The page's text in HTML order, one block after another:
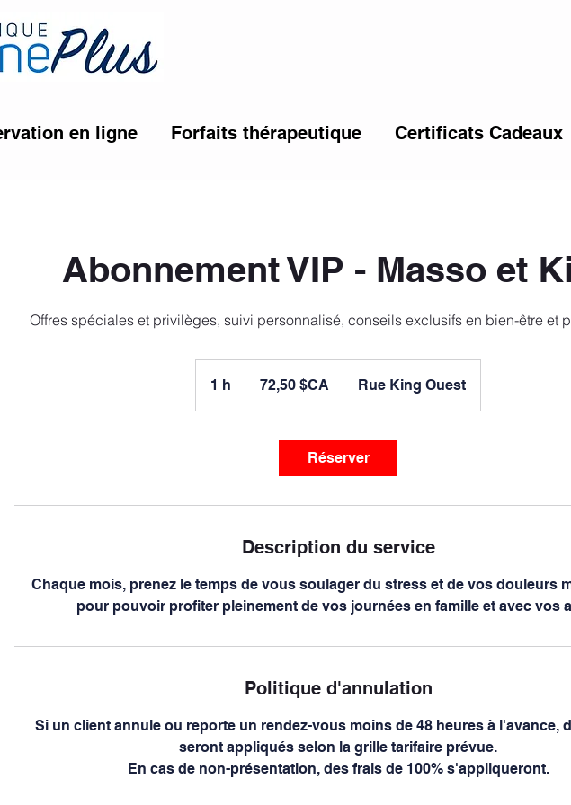
en ligne Forfaits thérapeutique Certificats Cadeaux
Abonnement VIP - Masso et
Offres spéciales et privilèges, suivi personnalisé, conseils exclusifs en bien-être et
1 h
canadiens
72,50 $CA Rue King Ouest
Réserver
Description du service
Chaque mois, prenez le temps de vous soulager du stress et de vos douleurs
pour pouvoir profiter pleinement de vos journées en famille et avec vos
Politique d'annulation
Si un client annule ou reporte un rendez-vous moins de 48 heures à l'avance,
seront appliqués selon la grille tarifaire prévue.
En cas de non-présentation, des frais de 100% s'appliqueront.